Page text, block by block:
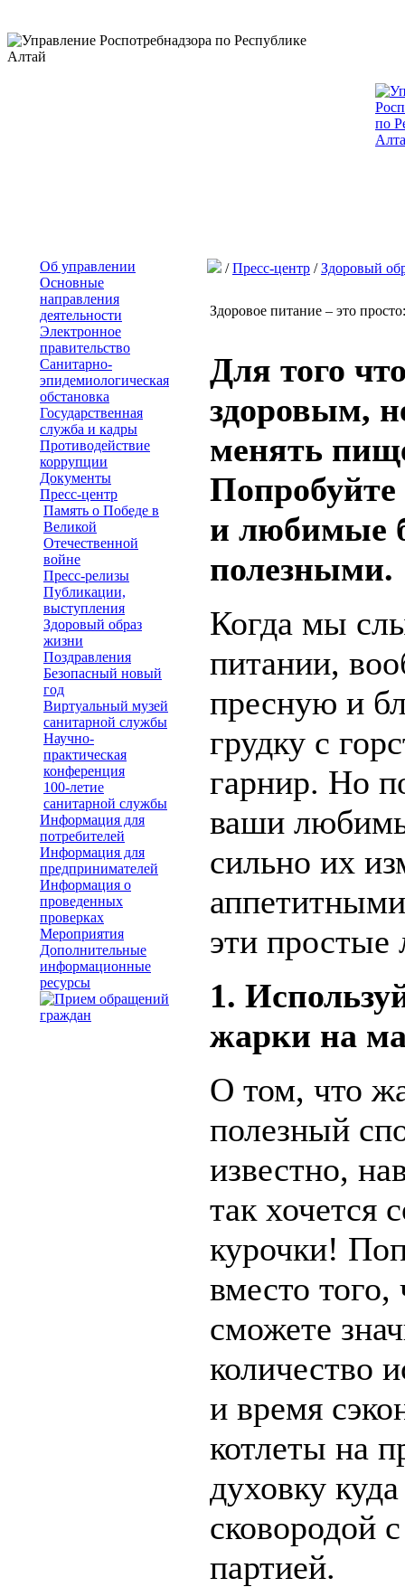
Об управлении
Основные
направления
деятельности
Электронное
правительство
Санитарно-
эпидемиологическая
обстановка
Государственная
служба и кадры
Противодействие
коррупции
Документы
Пресс-центр
Память о Победе в
Великой
Отечественной
войне
Пресс-релизы
Публикации,
выступления
Здоровый образ
жизни
Поздравления
Безопасный новый
год
Виртуальный музей
санитарной службы
Научно-
практическая
конференция
100-летие
санитарной службы
Информация для
потребителей
Информация для
предпринимателей
Информация о
проведенных
проверках
Мероприятия
Дополнительные
информационные
ресурсы
/Пресс-центр /Здоровый
Здоровое питание – это
Для того
здоровым,
менять
Попробуйте
и любимые
полезными.
Когда мы
питании,
пресную и
грудку с
гарнир. Но
ваши
сильно их
эти простые
1.
жарки на
О том, что
полезный
известно,
так хочется
курочки!
вместо
сможете
количество
и время
котлеты на
духовку
сковородой
партией.